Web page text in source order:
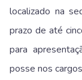
localizado na
prazo de até
para
posse nos